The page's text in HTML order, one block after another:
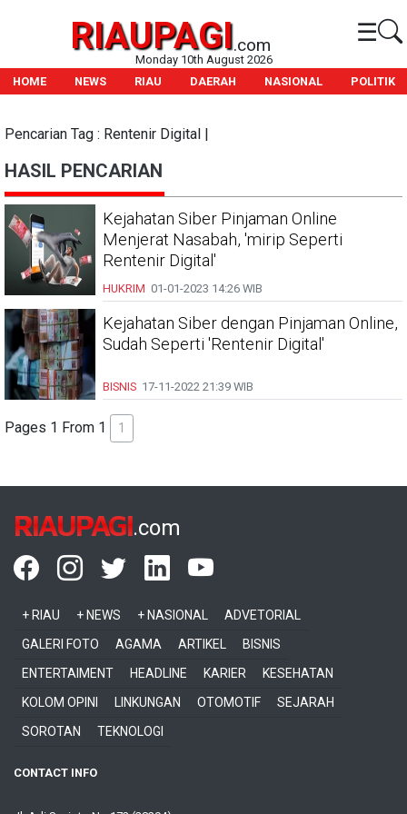
RIAUPAGI.com ☰
Monday 10th August 2026
HOME
NEWS RIAU DAERAH NASIONAL POLITIK
Pencarian Tag : Rentenir Digital |
HASIL PENCARIAN
Kejahatan Siber Pinjaman Online
Menjerat Nasabah, 'mirip Seperti
Rentenir Digital'
HUKRIM 01-01-2023 14:26 WIB
Kejahatan Siber dengan Pinjaman Online,
Sudah Seperti 'Rentenir Digital'
BISNIS 17-11-2022 21:39 WIB
Pages 1 From 1 1
RIAUPAGI.com
+ RIAU + NEWS + NASIONAL
ADVETORIAL
GALERI FOTO
AGAMA ARTIKEL
BISNIS
ENTERTAIMENT
HEADLINE KARIER
KESEHATAN
KOLOM OPINI
LINKUNGAN OTOMOTIF
SEJARAH
SOROTAN
TEKNOLOGI
CONTACT INFO